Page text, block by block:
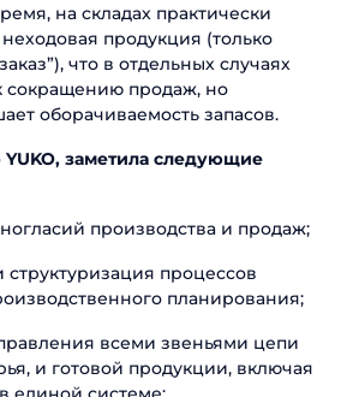
на складах практически
неходовая продукция (только
что в отдельных случаях
сокращению продаж, но
оборачиваемость запасов.
заметила следующие
производства и продаж;
процессов
планирования;
всеми звеньями цепи
и готовой продукции, включая